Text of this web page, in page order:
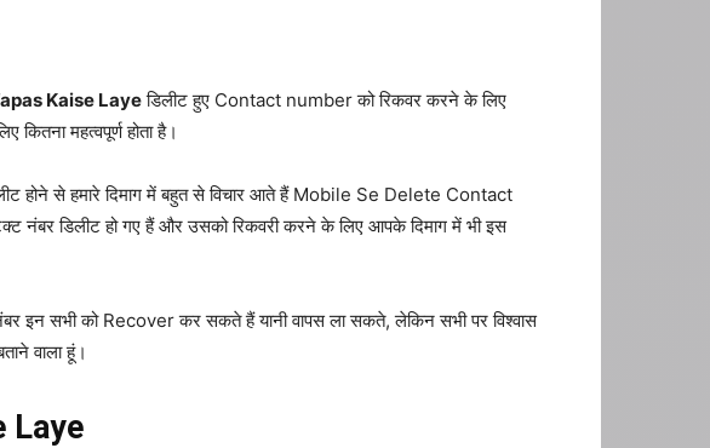
Kaise Layeडिलीट हुए Contact number को रिकवर करने के लिए
महत्वपूर्ण होता है।
होने से हमारे दिमाग में बहुत से विचार आते हैं Mobile Se Delete Contact
डिलीट हो गए हैं और उसको रिकवरी करने के लिए आपके दिमाग में भी इस
इन सभी को Recover कर सकते हैं यानी वापस ला सकते, लेकिन सभी पर विश्वास
वाला हूं।
Laye